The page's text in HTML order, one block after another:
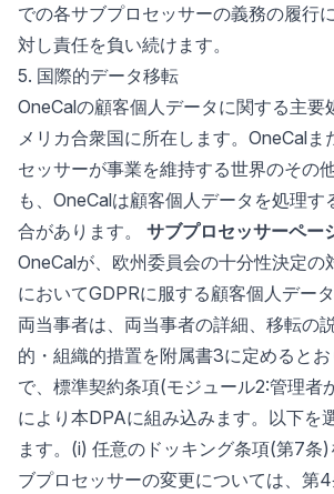
での各サブプロセッサーの義務の履行
対し責任を負い続けます。
5. 国際的データ移転
OneCalの顧客個人データに関する主要
メリカ合衆国に所在します。OneCalま
セッサーが事業を維持する世界のその
も、OneCalは顧客個人データを処理す
合があります。
サブプロセッサーペー
OneCalが、欧州委員会の十分性決定の
においてGDPRに服する顧客個人デー
両当事者は、両当事者の詳細、移転の
的・組織的措置を附属書3に定めると
で、標準契約条項(モジュール2:管理者
により本DPAに組み込みます。以下を
ます。(i) 任意のドッキング条項(第7条
ブプロセッサーの変更については、第